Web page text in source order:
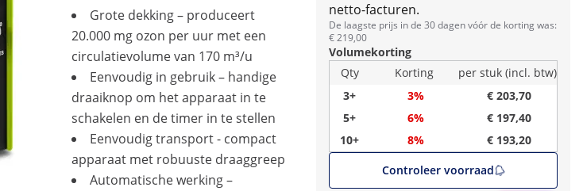
netto-facturen.
De laagste prijs in de 30 dagen vóór de korting was:
€ 219,00
Volumekorting
Qty
Korting
per stuk (incl. btw)
3+
3%
€ 203,70
5+
6%
€ 197,40
10+
8%
€ 193,20
Controleer voorraad
Grote dekking – produceert
20.000 mg ozon per uur met een
circulatievolume van 170 m³/u
Eenvoudig in gebruik – handige
draaiknop om het apparaat in te
schakelen en de timer in te stellen
Eenvoudig transport - compact
apparaat met robuuste draaggreep
Automatische werking –